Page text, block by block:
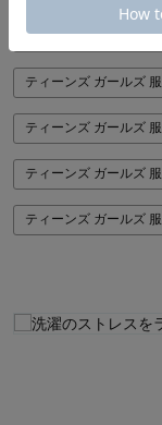
ティーンズ ガールズ
ティーンズ ガールズ
ティーンズ ガールズ
ティーンズ ガールズ
ティーンズ ガールズ